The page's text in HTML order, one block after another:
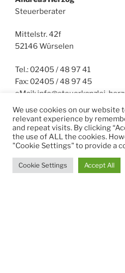
Steuerberater
Mittelstr. 42f
52146 Würselen
Tel.: 02405 / 48 97 41
Fax: 02405 / 48 97 45
eMail: info@steuerkanzlei-
Tätigkeitsschwerpunkte:
– Unternehmensbesteuerung
betriebswirtschaftliche
– Steuerrechtliche
Erbschaftsteuerrecht
– Steuerstraf- und
We use cookies on our website
relevant experience by
and repeat visits. By clicking
the use of ALL the cookies.
"Cookie Settings" to provide a
Cookie Settings Accept All